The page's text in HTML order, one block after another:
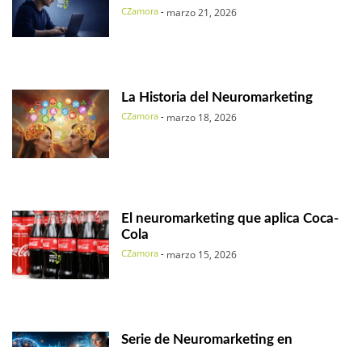
CZamora - marzo 21, 2026
La Historia del Neuromarketing
CZamora - marzo 18, 2026
El neuromarketing que aplica Coca-
Cola
CZamora - marzo 15, 2026
Serie de Neuromarketing en